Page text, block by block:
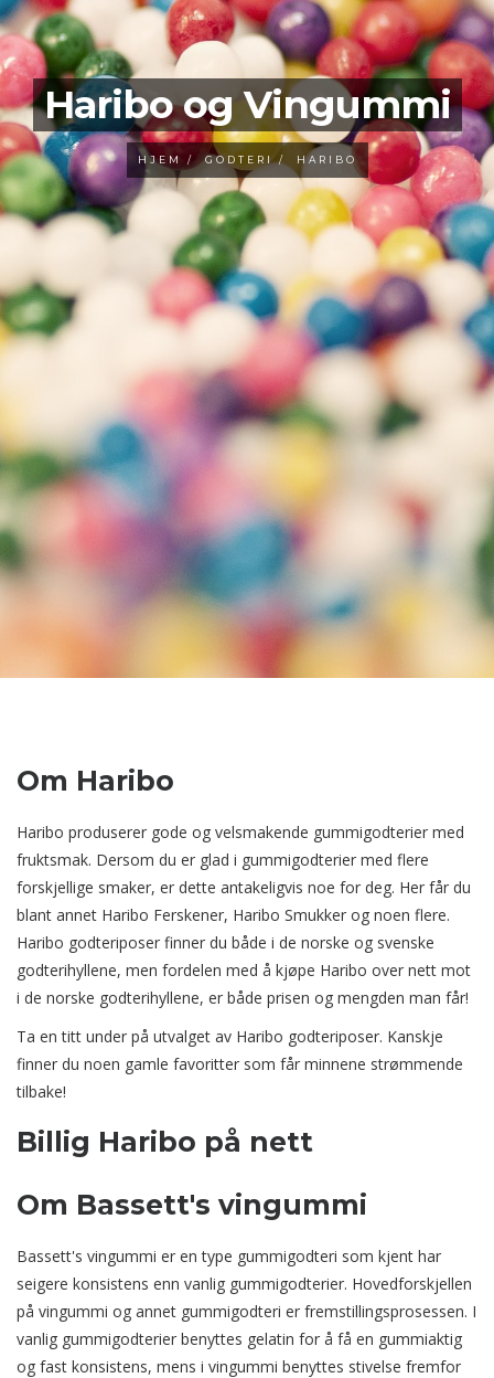
Haribo og Vingummi
HJEM GODTERI HARIBO
Om Haribo
Haribo produserer gode og velsmakende gummigodterier med
fruktsmak. Dersom du er glad i gummigodterier med flere
forskjellige smaker, er dette antakeligvis noe for deg. Her får du
blant annet Haribo Ferskener, Haribo Smukker og noen flere.
Haribo godteriposer finner du både i de norske og svenske
godterihyllene, men fordelen med å kjøpe Haribo over nett mot
i de norske godterihyllene, er både prisen og mengden man får!
Ta en titt under på utvalget av Haribo godteriposer. Kanskje
finner du noen gamle favoritter som får minnene strømmende
tilbake!
Billig Haribo på nett
Om Bassett's vingummi
Bassett's vingummi er en type gummigodteri som kjent har
seigere konsistens enn vanlig gummigodterier. Hovedforskjellen
på vingummi og annet gummigodteri er fremstillingsprosessen. I
vanlig gummigodterier benyttes gelatin for å få en gummiaktig
og fast konsistens, mens i vingummi benyttes stivelse fremfor